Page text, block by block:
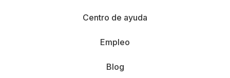
Centro de ayuda
Empleo
Blog